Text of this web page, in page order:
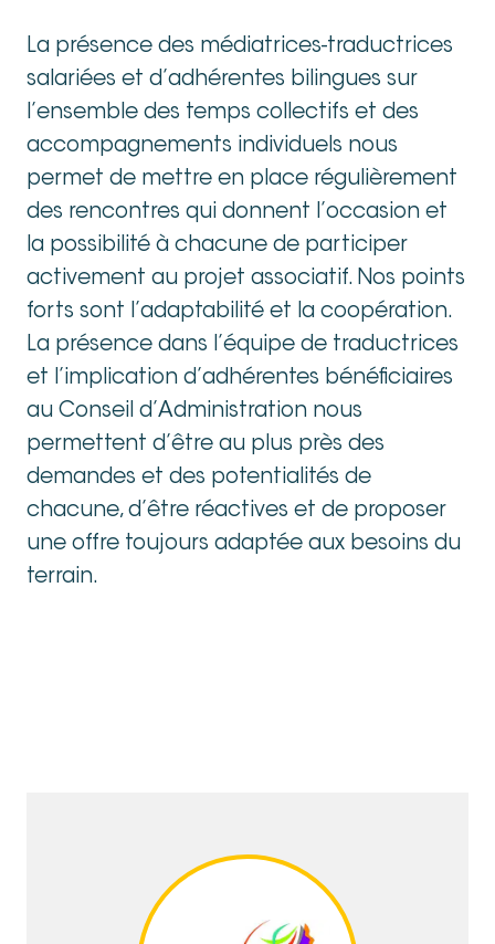
La présence des médiatrices-traductrices
salariées et d’adhérentes bilingues sur
l’ensemble des temps collectifs et des
accompagnements individuels nous
permet de mettre en place régulièrement
des rencontres qui donnent l’occasion et
la possibilité à chacune de participer
activement au projet associatif. Nos points
forts sont l’adaptabilité et la coopération.
La présence dans l’équipe de traductrices
et l’implication d’adhérentes bénéficiaires
au Conseil d’Administration nous
permettent d’être au plus près des
demandes et des potentialités de
chacune, d’être réactives et de proposer
une offre toujours adaptée aux besoins du
terrain.